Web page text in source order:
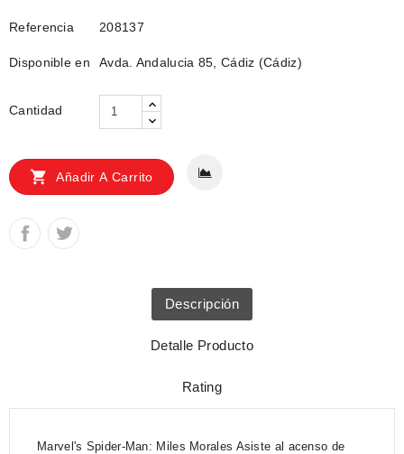
Referencia 208137
Disponible en Avda. Andalucia 85, Cádiz (Cádiz)
Cantidad
 Añadir A Carrito
Descripción
Detalle Producto
Rating
Marvel's Spider-Man: Miles Morales Asiste al acenso de